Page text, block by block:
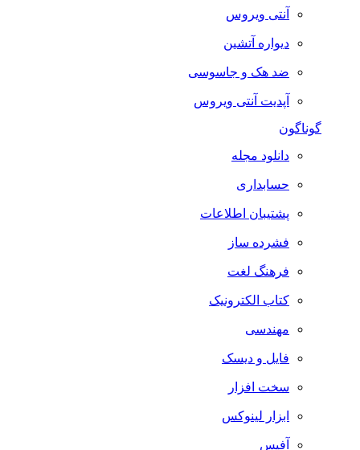
آنتی ویروس
دیواره آتشین
ضد هک و جاسوسی
آپدیت آنتی ویروس
گوناگون
دانلود مجله
حسابداری
پشتیبان اطلاعات
فشرده ساز
فرهنگ لغت
کتاب الکترونیک
مهندسی
فایل و دیسک
سخت افزار
ابزار لینوکس
آفیس